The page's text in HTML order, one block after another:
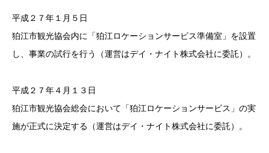
平成２７年１月５日
狛江市観光協会内に「狛江ロケーションサービス準備室」を設置
し、事業の試行を行う（運営はデイ・ナイト株式会社に委託）。
平成２７年４月１３日
狛江市観光協会総会において「狛江ロケーションサービス」の実
施が正式に決定する（運営はデイ・ナイト株式会社に委託）。